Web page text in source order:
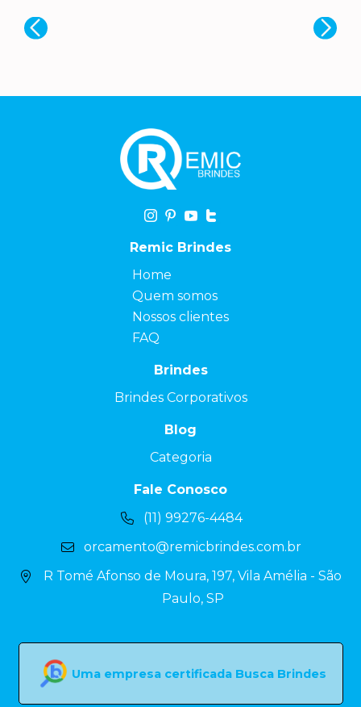
Remic Brindes
Home
Quem somos
Nossos clientes
FAQ
Brindes
Brindes Corporativos
Blog
Categoria
Fale Conosco
(11) 99276-4484
orcamento@remicbrindes.com.br
R Tomé Afonso de Moura, 197, Vila Amélia - São
Paulo, SP
Uma empresa certificada Busca Brindes